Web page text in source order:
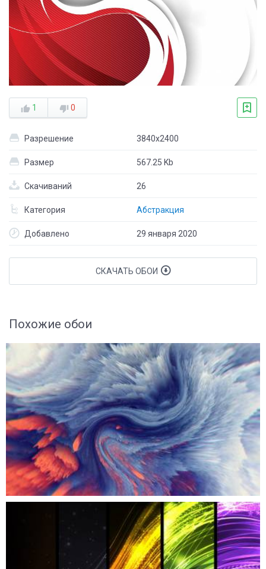
1 0
Разрешение 3840x2400
Размер 567.25 Kb
Скачиваний 26
Категория Абстракция
Добавлено 29 января 2020
СКАЧАТЬ ОБОИ
Похожие обои